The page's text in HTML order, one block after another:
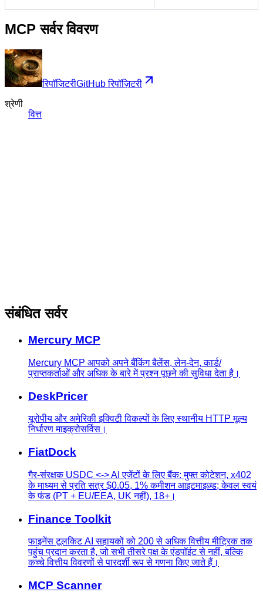
MCP सर्वर विवरण
रिपॉज़िटरीGitHub रिपॉज़िटरी
श्रेणी
वित्त
संबंधित सर्वर
Mercury MCP
Mercury MCP आपको अपने बैंकिंग बैलेंस, लेन-देन, कार्ड/
प्राप्तकर्ताओं और अधिक के बारे में प्रश्न पूछने की सुविधा देता है।
DeskPricer
यूरोपीय और अमेरिकी इक्विटी विकल्पों के लिए स्थानीय HTTP मूल्य
निर्धारण माइक्रोसर्विस।
FiatDock
गैर-संरक्षक USDC <-> AI एजेंटों के लिए बैंक: मुफ्त कोटेशन, x402
के माध्यम से प्रति सत्र $0.05, 1% कमीशन आइटमाइज़्ड; केवल स्वयं
के फंड (PT + EU/EEA, UK नहीं), 18+।
Finance Toolkit
फाइनेंस टूलकिट AI सहायकों को 200 से अधिक वित्तीय मीट्रिक तक
पहुंच प्रदान करता है, जो सभी तीसरे पक्ष के एंडपॉइंट से नहीं, बल्कि
कच्चे वित्तीय विवरणों से पारदर्शी रूप से गणना किए जाते हैं।
MCP Scanner